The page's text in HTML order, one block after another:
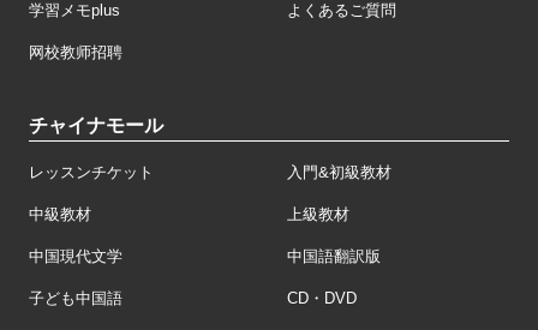
学習メモplus よくあるご質問
网校教师招聘
チャイナモール
レッスンチケット 入門&初級教材
中級教材 上級教材
中国現代文学 中国語翻訳版
子ども中国語 CD・DVD